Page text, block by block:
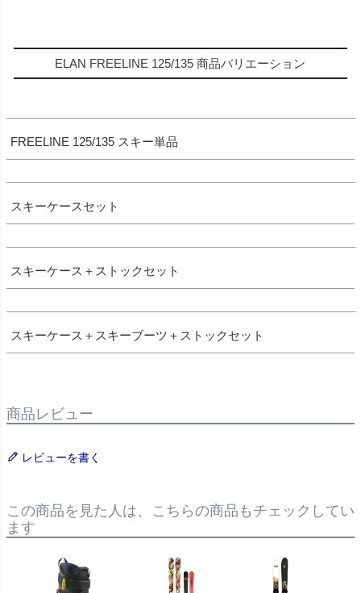
ELAN FREELINE 125/135 商品バリエーション
FREELINE 125/135 スキー単品
スキーケースセット
スキーケース＋ストックセット
スキーケース＋スキーブーツ＋ストックセット
商品レビュー
レビューを書く
この商品を見た人は、こちらの商品もチェックしてい
ます